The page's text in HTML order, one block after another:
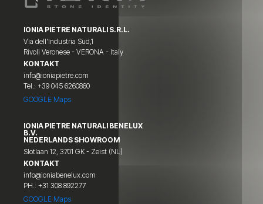
IONIA PIETRE NATURALI S.R.L.
Via dell'Industria Sud,1
Rivoli Veronese - VERONA - Italy
KONTAKT
info@ioniapietre.com
Tel.: +39 045 6260860
GOOGLE Maps
IONIA PIETRE NATURALI BENELUX
B.V.
NEDERLANDS SHOWROOM
Slotlaan 12, 3701 GK - Zeist (NL)
KONTAKT
info@ioniabenelux.com
PH.: +31 308 892277
GOOGLE Maps